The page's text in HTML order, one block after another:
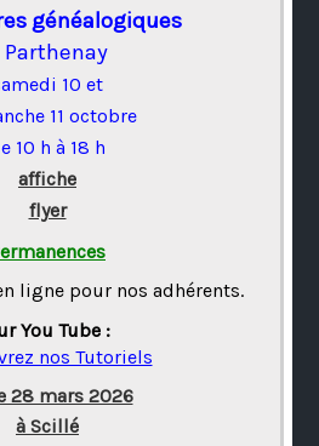
généalogiques
Parthenay
10 et
11 octobre
10 h à 18 h
affiche
flyer
ligne pour nos adhérents.
You Tube :
nos Tutoriels
28 mars 2026
à Scillé